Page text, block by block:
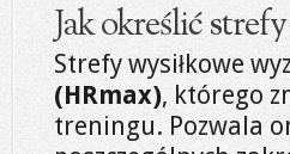
Jak określić
Strefy wysiłkowe
(HRmax), którego
treningu. Pozwala